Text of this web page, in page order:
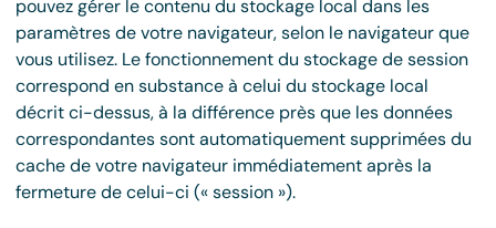
pouvez gérer le contenu du stockage local dans les
paramètres de votre navigateur, selon le navigateur que
vous utilisez. Le fonctionnement du stockage de session
correspond en substance à celui du stockage local
décrit ci-dessus, à la différence près que les données
correspondantes sont automatiquement supprimées du
cache de votre navigateur immédiatement après la
fermeture de celui-ci (« session »).